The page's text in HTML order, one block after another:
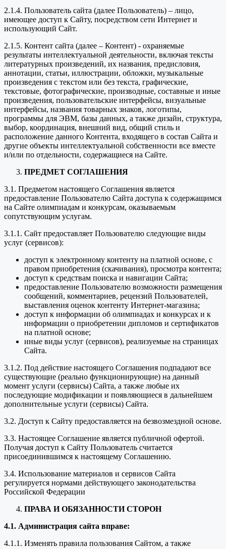
2.1.4. Пользователь сайта (далее Пользователь) – лицо,
имеющее доступ к Сайту, посредством сети Интернет и
использующий Сайт.
2.1.5. Контент сайта (далее – Контент) - охраняемые
результаты интеллектуальной деятельности, включая тексты
литературных произведений, их названия, предисловия,
аннотации, статьи, иллюстрации, обложки, музыкальные
произведения с текстом или без текста, графические,
текстовые, фотографические, производные, составные и иные
произведения, пользовательские интерфейсы, визуальные
интерфейсы, названия товарных знаков, логотипы,
программы для ЭВМ, базы данных, а также дизайн, структура,
выбор, координация, внешний вид, общий стиль и
расположение данного Контента, входящего в состав Сайта и
другие объекты интеллектуальной собственности все вместе
и/или по отдельности, содержащиеся на Сайте.
ПРЕДМЕТ СОГЛАШЕНИЯ
3.1. Предметом настоящего Соглашения является
предоставление Пользователю Сайта доступа к содержащимся
на Сайте олимпиадам и конкурсам, оказываемым
сопутствующим услугам.
3.1.1. Сайт предоставляет Пользователю следующие виды
услуг (сервисов):
доступ к электронному контенту на платной основе, с
правом приобретения (скачивания), просмотра контента;
доступ к средствам поиска и навигации Сайта;
предоставление Пользователю возможности размещения
сообщений, комментариев, рецензий Пользователей,
выставления оценок контенту Интернет-магазина;
доступ к информации об олимпиадах и конкурсах и к
информации о приобретении дипломов и сертификатов
на платной основе;
иные виды услуг (сервисов), реализуемые на страницах
Сайта.
3.1.2. Под действие настоящего Соглашения подпадают все
существующие (реально функционирующие) на данный
момент услуги (сервисы) Сайта, а также любые их
последующие модификации и появляющиеся в дальнейшем
дополнительные услуги (сервисы) Сайта.
3.2. Доступ к Сайту предоставляется на безвозмездной основе.
3.3. Настоящее Соглашение является публичной офертой.
Получая доступ к Сайту Пользователь считается
присоединившимся к настоящему Соглашению.
3.4. Использование материалов и сервисов Сайта
регулируется нормами действующего законодательства
Российской Федерации
ПРАВА И ОБЯЗАННОСТИ СТОРОН
4.1. Администрация сайта вправе:
4.1.1. Изменять правила пользования Сайтом, а также